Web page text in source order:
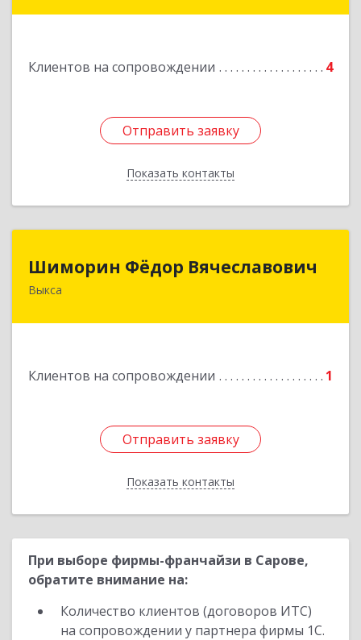
Клиентов на сопровождении 4
Отправить заявку
Показать контакты
Отправить заявку
Назад
Шиморин Фёдор Вячеславович
Выкса
Клиентов на сопровождении 1
Отправить заявку
Показать контакты
Шиморин Фёдор Вячеславович
Отправить заявку
Назад
При выборе фирмы-франчайзи в Сарове,
обратите внимание на:
Количество клиентов (договоров ИТС)
на сопровождении у партнера фирмы 1С.